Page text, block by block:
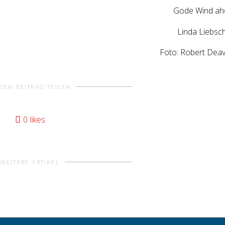
Gode Wind
Linda
Foto: Robert
BEITRAG TEILEN
0 likes
WEITERE ARTIKEL